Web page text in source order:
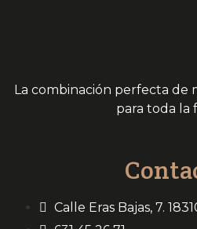
La combinación perfecta de
para toda la
Calle Eras Bajas, 7.